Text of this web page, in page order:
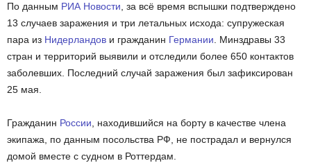
По данным РИА Новости , за всё время вспышки подтверждено
13 случаев заражения и три летальных исхода: супружеская
пара из Нидерландов и гражданин Германии . Минздравы 33
стран и территорий выявили и отследили более 650 контактов
заболевших. Последний случай заражения был зафиксирован
25 мая.
Гражданин России , находившийся на борту в качестве члена
экипажа, по данным посольства РФ, не пострадал и вернулся
домой вместе с судном в Роттердам.